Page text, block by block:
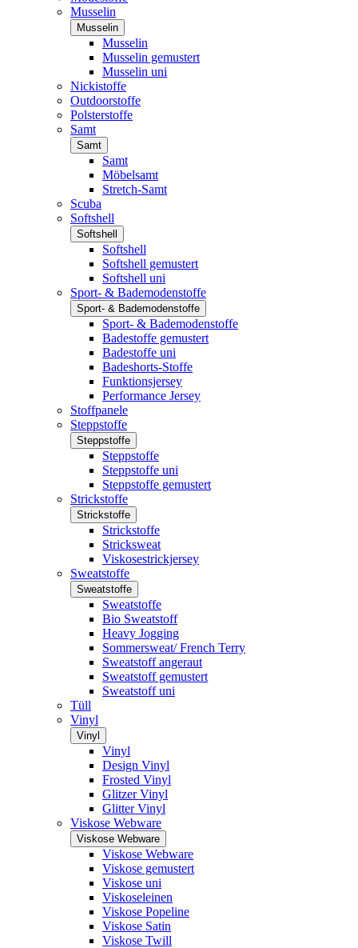
Musselin
Musselin
Musselin
Musselin gemustert
Musselin uni
Nickistoffe
Outdoorstoffe
Polsterstoffe
Samt
Samt
Samt
Möbelsamt
Stretch-Samt
Scuba
Softshell
Softshell
Softshell
Softshell gemustert
Softshell uni
Sport- & Bademodenstoffe
Sport- & Bademodenstoffe
Sport- & Bademodenstoffe
Badestoffe gemustert
Badestoffe uni
Badeshorts-Stoffe
Funktionsjersey
Performance Jersey
Stoffpanele
Steppstoffe
Steppstoffe
Steppstoffe
Steppstoffe uni
Steppstoffe gemustert
Strickstoffe
Strickstoffe
Strickstoffe
Stricksweat
Viskosestrickjersey
Sweatstoffe
Sweatstoffe
Sweatstoffe
Bio Sweatstoff
Heavy Jogging
Sommersweat/ French Terry
Sweatstoff angeraut
Sweatstoff gemustert
Sweatstoff uni
Tüll
Vinyl
Vinyl
Vinyl
Design Vinyl
Frosted Vinyl
Glitzer Vinyl
Glitter Vinyl
Viskose Webware
Viskose Webware
Viskose Webware
Viskose gemustert
Viskose uni
Viskoseleinen
Viskose Popeline
Viskose Satin
Viskose Twill